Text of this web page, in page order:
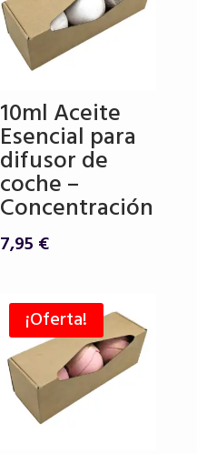
10ml Aceite
Esencial para
difusor de
coche –
Concentración
7,95 €
¡Oferta!